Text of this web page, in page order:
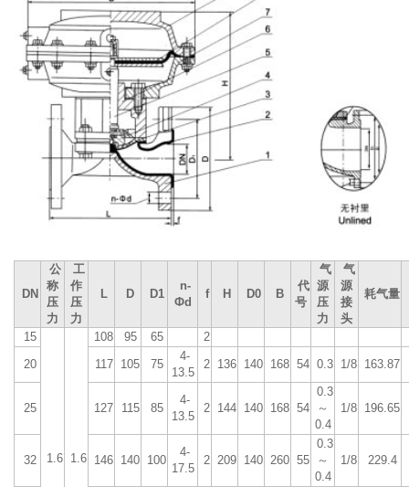
DN
公
称
压
力
工
作
压
力
L D D1
n-
Фd
f H D0 B
代
号
气
源
压
力
气
源
接
头
耗气量
15
1.6 1.6
108 95 65
2
20
117 105 75
4-
13.5
2 136 140 168 54 0.3 1/8 163.87
25 127 115 85
4-
13.5
2 144 140 168 54
0.3
～
0.4
1/8 196.65
32 146 140 100
4-
17.5
2 209 140 260 55
0.3
～
0.4
1/8 229.4